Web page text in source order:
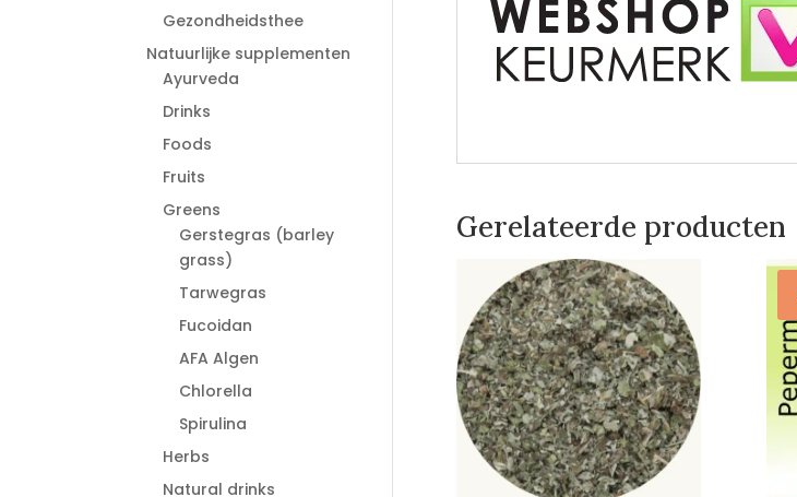
Gerelateerde producten
Gezondheidsthee
Natuurlijke supplementen
Ayurveda
Drinks
Foods
Fruits
Greens
Gerstegras (barley
grass)
Tarwegras
Fucoidan
AFA Algen
Chlorella
Spirulina
Herbs
Natural drinks